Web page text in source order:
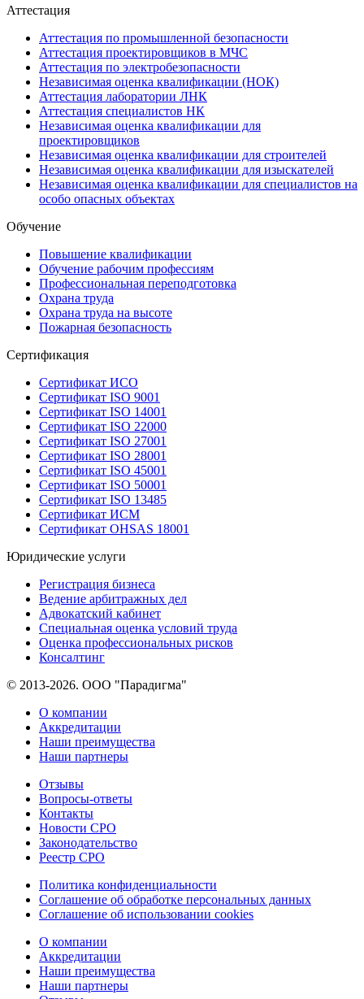
Аттестация
Аттестация по промышленной безопасности
Аттестация проектировщиков в МЧС
Аттестация по электробезопасности
Независимая оценка квалификации (НОК)
Аттестация лаборатории ЛНК
Аттестация специалистов НК
Независимая оценка квалификации для
проектировщиков
Независимая оценка квалификации для строителей
Независимая оценка квалификации для изыскателей
Независимая оценка квалификации для специалистов на
особо опасных объектах
Обучение
Повышение квалификации
Обучение рабочим профессиям
Профессиональная переподготовка
Охрана труда
Охрана труда на высоте
Пожарная безопасность
Сертификация
Сертификат ИСО
Сертификат ISO 9001
Сертификат ISO 14001
Сертификат ISO 22000
Сертификат ISO 27001
Сертификат ISO 28001
Сертификат ISO 45001
Сертификат ISO 50001
Сертификат ISO 13485
Сертификат ИСМ
Сертификат OHSAS 18001
Юридические услуги
Регистрация бизнеса
Ведение арбитражных дел
Адвокатский кабинет
Специальная оценка условий труда
Оценка профессиональных рисков
Консалтинг
© 2013-2026. ООО "Парадигма"
О компании
Аккредитации
Наши преимущества
Наши партнеры
Отзывы
Вопросы-ответы
Контакты
Новости СРО
Законодательство
Реестр СРО
Политика конфиденциальности
Соглашение об обработке персональных данных
Соглашение об использовании cookies
О компании
Аккредитации
Наши преимущества
Наши партнеры